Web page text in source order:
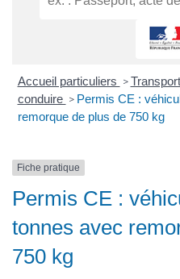
Accueil particuliers >
conduire > Permis CE :
remorque de plus de 750 kg
Fiche pratique
Permis CE :
tonnes avec
750 kg